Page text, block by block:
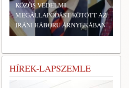
KÖZÖS VÉDELMI
MEGÁLLAPODÁST KÖTÖTT AZ
IRÁNI HÁBORÚ ÁRNYÉKÁBAN
HÍREK-LAPSZEMLE